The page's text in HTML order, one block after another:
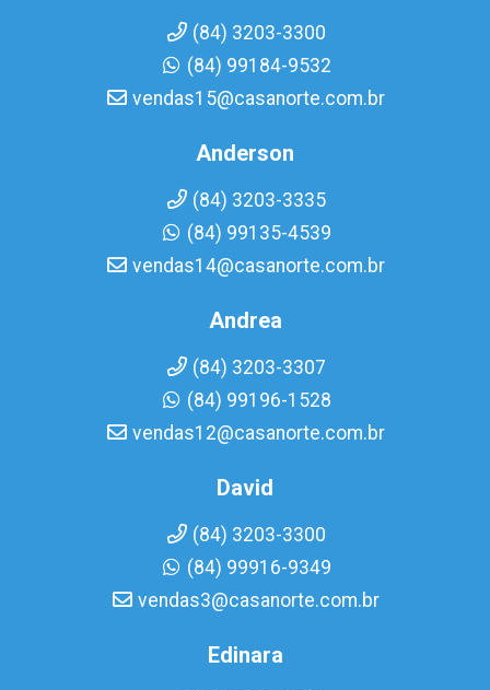
(84) 3203-3300
(84) 99184-9532
vendas15@casanorte.com.br
Anderson
(84) 3203-3335
(84) 99135-4539
vendas14@casanorte.com.br
Andrea
(84) 3203-3307
(84) 99196-1528
vendas12@casanorte.com.br
David
(84) 3203-3300
(84) 99916-9349
vendas3@casanorte.com.br
Edinara